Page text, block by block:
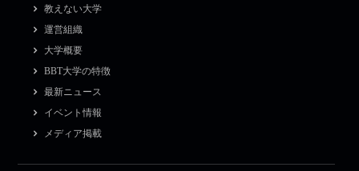
教えない大学
運営組織
大学概要
BBT大学の特徴
最新ニュース
イベント情報
メディア掲載